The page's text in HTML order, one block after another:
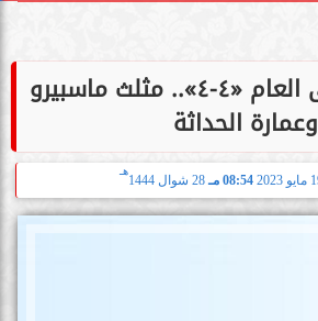
التطوير والوعى العام «٤-٤».. مثلث ماسبيرو
وعمارة الحداثة
08:54 مـ 28 شوال 1444
هـ